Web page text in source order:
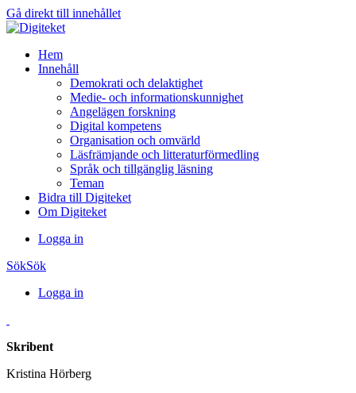
Gå direkt till innehållet
Hem
Innehåll
Demokrati och delaktighet
Medie- och informationskunnighet
Angelägen forskning
Digital kompetens
Organisation och omvärld
Läsfrämjande och litteraturförmedling
Språk och tillgänglig läsning
Teman
Bidra till Digiteket
Om Digiteket
Logga in
SökSök
Logga in
Skribent
Kristina Hörberg